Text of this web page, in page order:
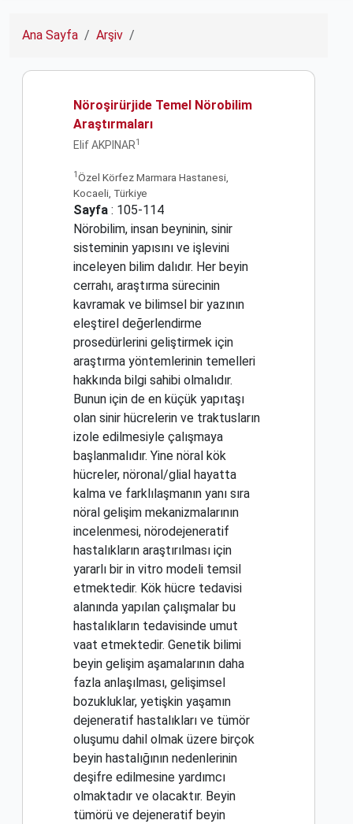
Ana Sayfa Arşiv
Nöroşirürjide Temel Nörobilim
Araştırmaları
Elif AKPINAR1
1 Özel Körfez Marmara Hastanesi,
Kocaeli, Türkiye
Sayfa : 105-114
Nörobilim, insan beyninin, sinir
sisteminin yapısını ve işlevini
inceleyen bilim dalıdır. Her beyin
cerrahı, araştırma sürecinin
kavramak ve bilimsel bir yazının
eleştirel değerlendirme
prosedürlerini geliştirmek için
araştırma yöntemlerinin temelleri
hakkında bilgi sahibi olmalıdır.
Bunun için de en küçük yapıtaşı
olan sinir hücrelerin ve traktusların
izole edilmesiyle çalışmaya
başlanmalıdır. Yine nöral kök
hücreler, nöronal/glial hayatta
kalma ve farklılaşmanın yanı sıra
nöral gelişim mekanizmalarının
incelenmesi, nörodejeneratif
hastalıkların araştırılması için
yararlı bir in vitro modeli temsil
etmektedir. Kök hücre tedavisi
alanında yapılan çalışmalar bu
hastalıkların tedavisinde umut
vaat etmektedir. Genetik bilimi
beyin gelişim aşamalarının daha
fazla anlaşılması, gelişimsel
bozukluklar, yetişkin yaşamın
dejeneratif hastalıkları ve tümör
oluşumu dahil olmak üzere birçok
beyin hastalığının nedenlerinin
deşifre edilmesine yardımcı
olmaktadır ve olacaktır. Beyin
tümörü ve dejeneratif beyin